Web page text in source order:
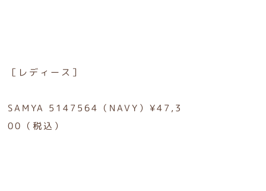
［レディース］
SAMYA 5147564（NAVY）¥47,3
00（税込）